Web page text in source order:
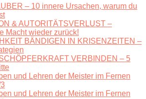
– 10 innere Ursachen, warum du
& AUTORITÄTSVERLUST –
Macht wieder zurück!
BÄNDIGEN IN KRISENZEITEN –
VERBINDEN – 5
und Lehren der Meister im Fernen
und Lehren der Meister im Fernen